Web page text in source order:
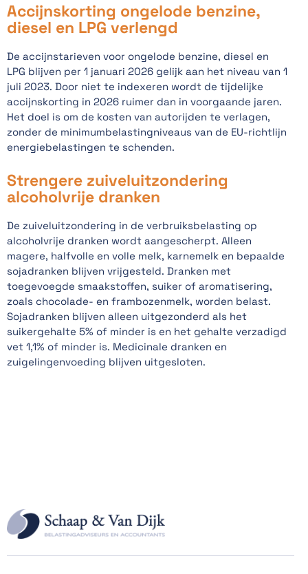
Accijnskorting ongelode benzine,
diesel en LPG verlengd
De accijnstarieven voor ongelode benzine, diesel en
LPG blijven per 1 januari 2026 gelijk aan het niveau van 1
juli 2023. Door niet te indexeren wordt de tijdelijke
accijnskorting in 2026 ruimer dan in voorgaande jaren.
Het doel is om de kosten van autorijden te verlagen,
zonder de minimumbelastingniveaus van de EU-richtlijn
energiebelastingen te schenden.
Strengere zuiveluitzondering
alcoholvrije dranken
De zuiveluitzondering in de verbruiksbelasting op
alcoholvrije dranken wordt aangescherpt. Alleen
magere, halfvolle en volle melk, karnemelk en bepaalde
sojadranken blijven vrijgesteld. Dranken met
toegevoegde smaakstoffen, suiker of aromatisering,
zoals chocolade- en frambozenmelk, worden belast.
Sojadranken blijven alleen uitgezonderd als het
suikergehalte 5% of minder is en het gehalte verzadigd
vet 1,1% of minder is. Medicinale dranken en
zuigelingenvoeding blijven uitgesloten.